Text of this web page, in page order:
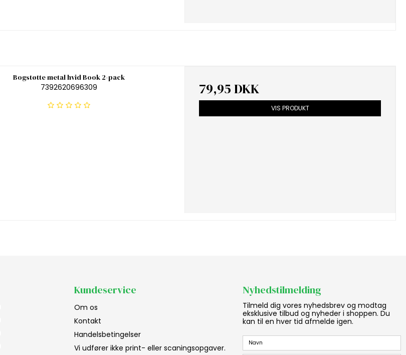
Bogstøtte metal hvid Book 2-pack
7392620696309
79,95 DKK
VIS PRODUKT
Kundeservice
Om os
Kontakt
Handelsbetingelser
Vi udfører ikke print- eller scaningsopgaver.
Nyhedstilmelding
Tilmeld dig vores nyhedsbrev og modtag
eksklusive tilbud og nyheder i shoppen. Du
kan til en hver tid afmelde igen.